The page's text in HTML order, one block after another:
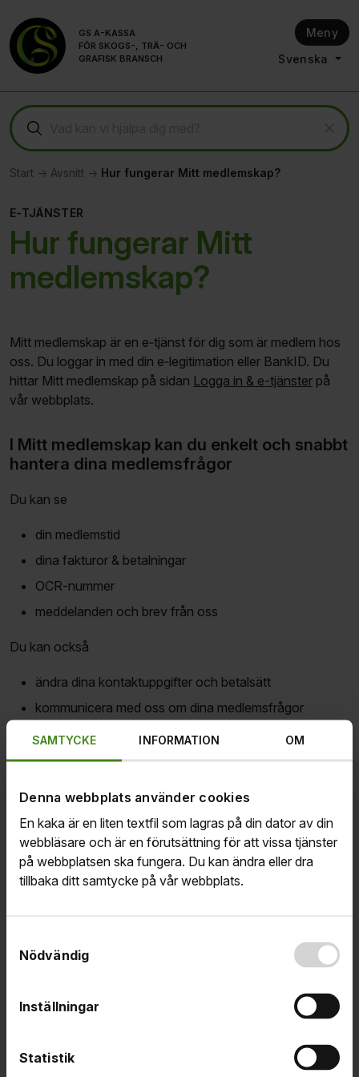
SAMTYCKE INFORMATION OM
Denna webbplats använder cookies
En kaka är en liten textfil som lagras på din dator av din
webbläsare och är en förutsättning för att vissa tjänster
på webbplatsen ska fungera. Du kan ändra eller dra
tillbaka ditt samtycke på vår webbplats.
Nödvändig
Inställningar
Statistik
GS A-KASSA
FÖR SKOGS-, TRÄ- OCH
GRAFISK BRANSCH
Meny
Svenska
Start Avsnitt Hur fungerar Mitt medlemskap?
E-TJÄNSTER
Hur fungerar Mitt
medlemskap?
Mitt medlemskap är en e‑tjänst för dig som är medlem hos
oss. Du loggar in med din e‑legitimation eller BankID. Du
hittar Mitt medlemskap på sidan Logga in & e-tjänster på
vår webbplats.
I Mitt medlemskap kan du enkelt och snabbt
hantera dina medlems­frågor
Du kan se
din medlemstid
dina fakturor & betalningar
OCR-nummer
meddelanden och brev från oss
Du kan också
ändra dina kontakt­uppgifter och betalsätt
kommunicera med oss om dina medlems­frågor
Logga in i Mitt medlemskap -> Min profil och välj hur du vill
bli notifierad. Du får en notifiering via mejl eller sms när du
har fått ett nytt brev eller meddelande från oss. Kontrollera
att vi har rätt kontakt­uppgifter till dig och uppdatera dem vid
behov, så att vi kan meddela dig när det finns ny
information att läsa.
När det gäller ersättnings­ärenden ska du använda
om du inte redan har det?